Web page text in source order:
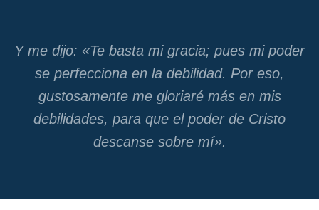
Y me dijo: «Te basta mi gracia; pues mi poder
se perfecciona en la debilidad. Por eso,
gustosamente me gloriaré más en mis
debilidades, para que el poder de Cristo
descanse sobre mí».